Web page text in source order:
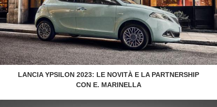
LANCIA YPSILON 2023: LE NOVITÀ E LA PARTNERSHIP
CON E. MARINELLA